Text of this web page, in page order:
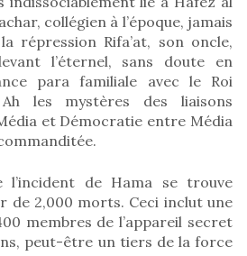
collégien à l’époque, jamais
répression Rifa’at, son oncle,
l’éternel, sans doute en
para familiale avec le Roi
Ah les mystères des liaisons
et Démocratie entre Média
de Hama se trouve
de 2,000 morts. Ceci inclut une
membres de l’appareil secret
peut-être un tiers de la force